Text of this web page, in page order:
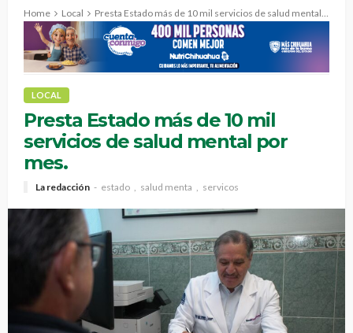
Home Local Presta Estado más de 10 mil servicios de salud mental por mes.
LOCAL
Presta Estado más de 10 mil
servicios de salud mental por
mes.
La redacción estado salud menta servicos